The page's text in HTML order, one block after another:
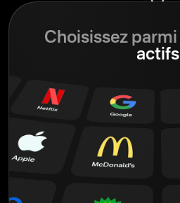
Choisissez parmi
actifs